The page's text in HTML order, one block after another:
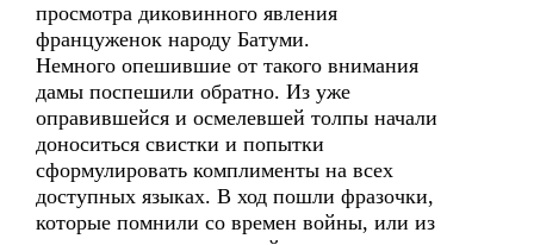
просмотра диковинного явления
француженок народу Батуми.
Немного опешившие от такого внимания
дамы поспешили обратно. Из уже
оправившейся и осмелевшей толпы начали
доноситься свистки и попытки
сформулировать комплименты на всех
доступных языках. В ход пошли фразочки,
которые помнили со времен войны, или из